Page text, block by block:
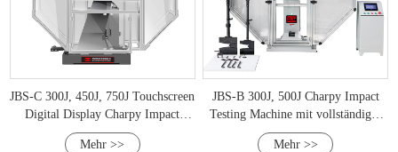
JBS-C 300J, 450J, 750J Touchscreen
Digital Display Charpy Impact
Testing Machine
Mehr >>
JBS-B 300J, 500J Charpy Impact
Testing Machine mit vollständiger
Schutzabdeckung
Mehr >>